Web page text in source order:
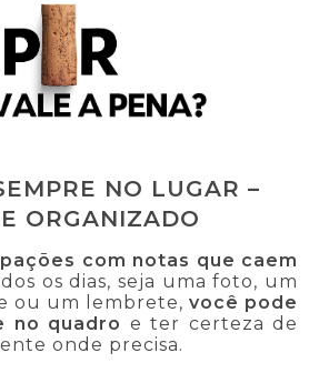
NO LUGAR –
ORGANIZADO
com notas que caem
os dias, seja uma foto, um
ou um lembrete, você pode
no quadro e ter certeza de
onde precisa.